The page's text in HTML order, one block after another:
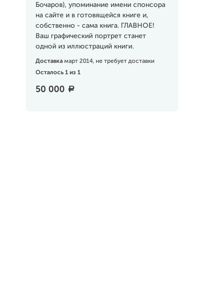
Бочаров), упоминание имени спонсора
на сайте и в готовящейся книге и,
собственно - сама книга. ГЛАВНОЕ!
Ваш графический портрет станет
одной из иллюстраций книги.
Доставка март 2014, не требует доставки
Осталось 1 из 1
50 000 a